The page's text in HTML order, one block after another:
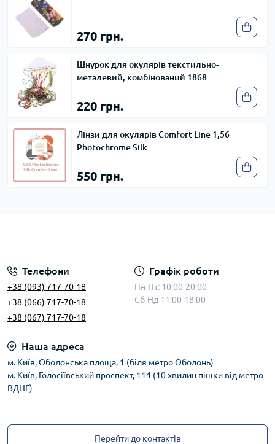
270 грн.
Шнурок для окулярів текстильно-
металевий, комбінований 1868
220 грн.
Лінзи для окулярів Comfort Line 1,56
Photochrome Silk
550 грн.
Телефони
+38 (093) 717-70-18
+38 (066) 717-70-18
+38 (067) 717-70-18
Графік роботи
Пн-Пт: 10:00-20:00
Сб-Нд 11:00-18:00
Наша адреса
м. Київ, Оболонська площа, 1 (біля метро Оболонь)
м. Київ, Голосіївський проспект, 114 (10 хвилин пішки від метро
ВДНГ)
Перейти до контактів